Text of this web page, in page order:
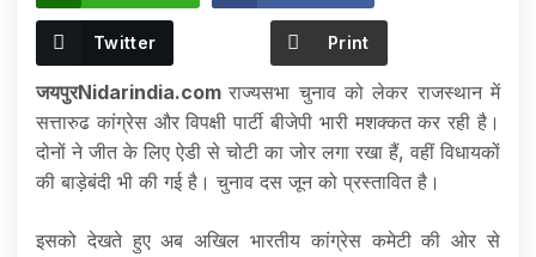
Twitter Print
जयपुरNidarindia.comराज्यसभा चुनाव को लेकर राजस्थान में
सत्तारुढ कांग्रेस और विपक्षी पार्टी बीजेपी भारी मशक्कत कर रही है।
दोनों ने जीत के लिए ऐडी से चोटी का जोर लगा रखा हैं, वहीं विधायकों
की बाड़ेबंदी भी की गई है। चुनाव दस जून को प्रस्तावित है।
इसको देखते हुए अब अखिल भारतीय कांग्रेस कमेटी की ओर से